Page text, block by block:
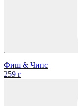
Фиш & Чипс
259 г